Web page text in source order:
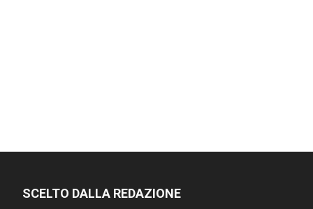
SCELTO DALLA REDAZIONE